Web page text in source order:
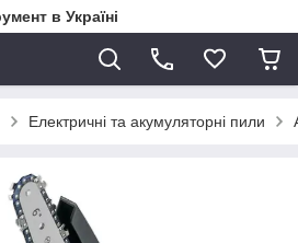
в Україні
Електричні та акумуляторні пили